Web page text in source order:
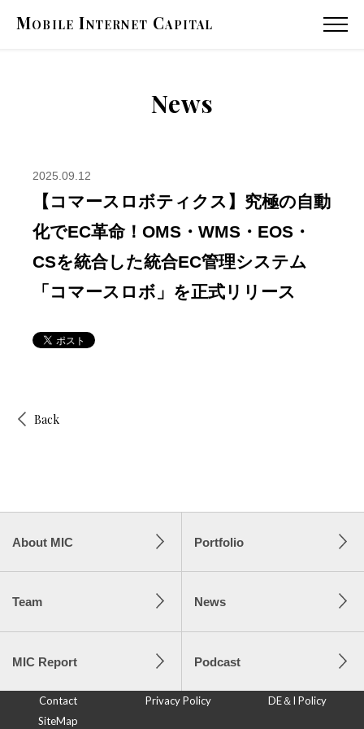
Mobile Internet Capital MENU
News
2025.09.12
【コマースロボティクス】究極の自動
化でEC革命！OMS・WMS・EOS・
CSを統合した統合EC管理システム
「コマースロボ」を正式リリース
Back
About MIC Portfolio
Team News
MIC Report Podcast
Contact Privacy Policy
DE＆I Policy
SiteMap